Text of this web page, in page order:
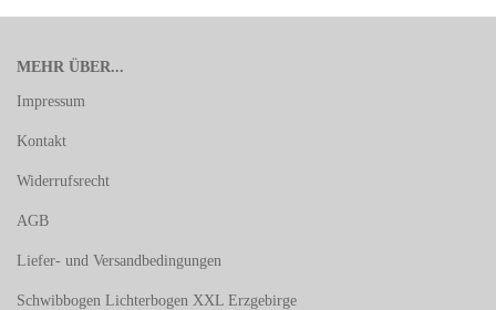
MEHR ÜBER...
Impressum
Kontakt
Widerrufsrecht
AGB
Liefer- und Versandbedingungen
Schwibbogen Lichterbogen XXL Erzgebirge